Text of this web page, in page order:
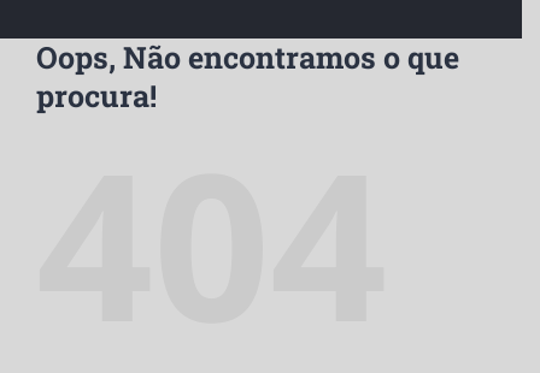
Oops, Não encontramos o que
procura!